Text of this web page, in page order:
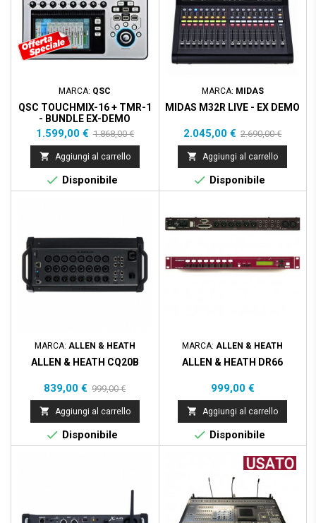
MARCA: QSC
QSC TOUCHMIX-16 + TMR-1
- BUNDLE EX-DEMO
Prezzo
1.599,00 € Prezzo
base
1.868,00 €
 Aggiungi al carrello
 Disponibile
MARCA: MIDAS
MIDAS M32R LIVE - EX DEMO
Prezzo
2.045,00 € Prezzo
base
2.690,00 €
 Aggiungi al carrello
 Disponibile
MARCA: ALLEN & HEATH
ALLEN & HEATH CQ20B
Prezzo
839,00 € Prezzo
base
999,00 €
 Aggiungi al carrello
 Disponibile
MARCA:ALLEN & HEATH
ALLEN & HEATH DR66
Prezzo
999,00 €
 Aggiungi al carrello
 Disponibile